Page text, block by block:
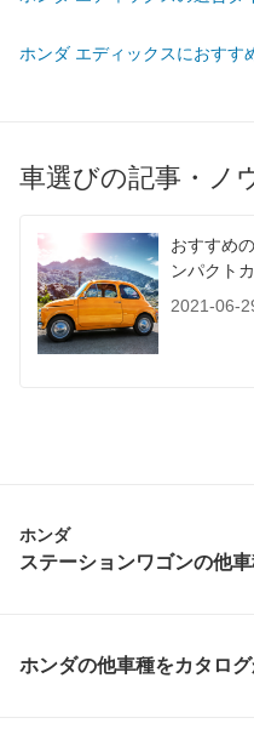
WLTC/郊外 -
60km定地 -
装備オプション
ホンダ エディックスにおすす
車選びの記事・ノ
おすすめ
ンパクト
2021-06-
ホンダ
ステーションワゴンの他
アコードワゴン
ホンダの他車種をカタロ